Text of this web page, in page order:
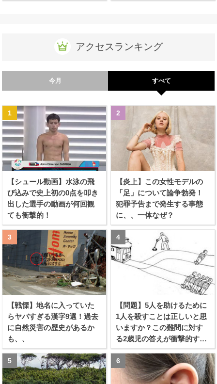
アクセスランキング
今月 すべて
【シュール動画】水泳の飛
び込みで史上初の0点を叩き
出した選手の動画が何回観
ても衝撃的！
【炎上】この女性モデルの
「足」について論争勃発！
犯罪予告まで発生する事態
に、、一体なぜ？
【戦慄】地名に入っていた
らヤバすぎる漢字9選！過去
に自然災害の歴史があるか
も、、
【問題】5人を助けるために
1人を殺すことは正しいと思
いますか？この難問に対す
る2歳児の答えが衝撃的すぎ
る！！